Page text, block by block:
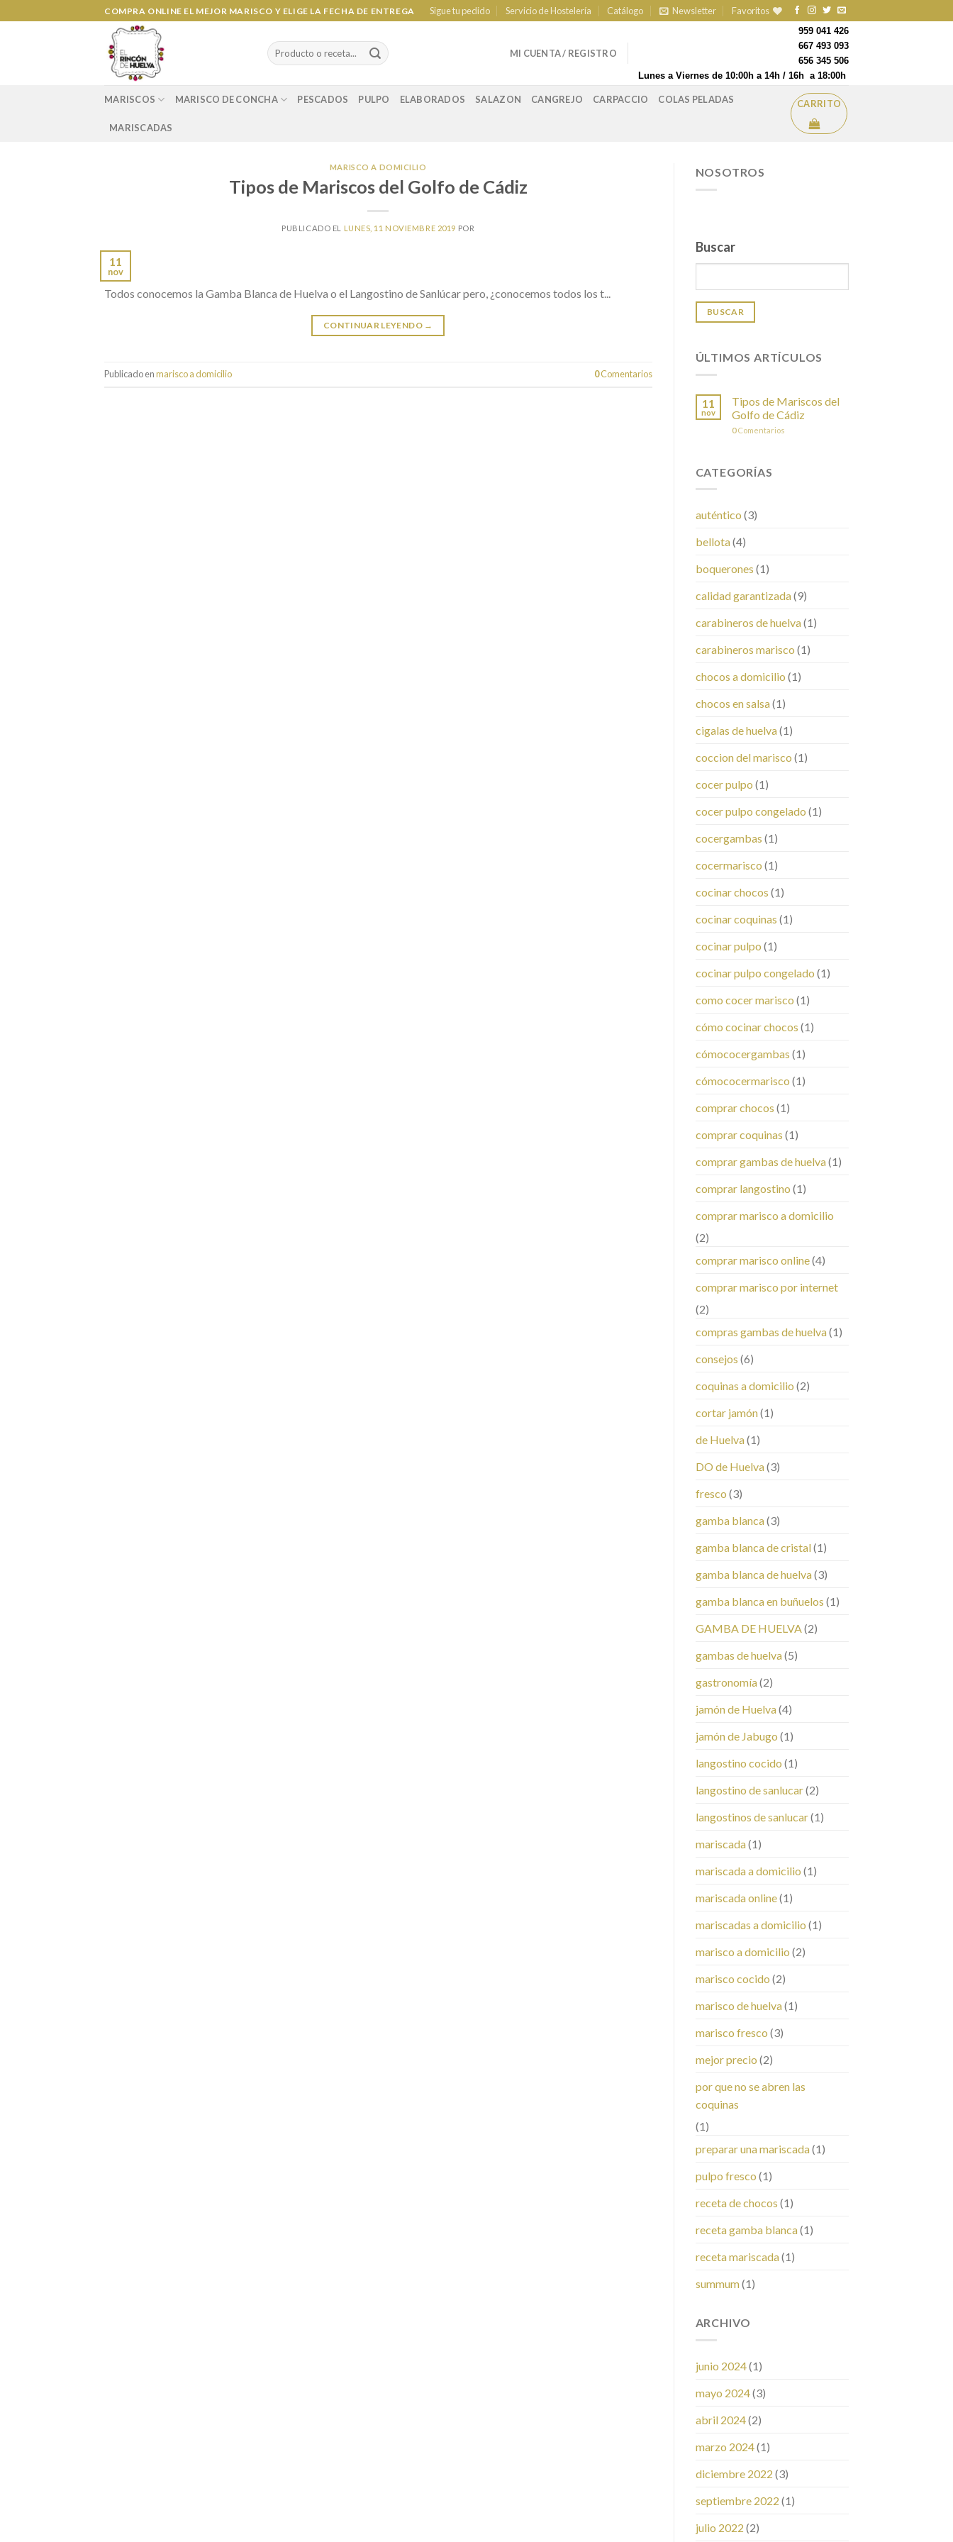
al
COMPRA ONLINE EL MEJOR MARISCO Y ELIGE LA FECHA DE ENTREGA Sigue tu pedido Servicio de Hostelería Catálogo Newsletter Favoritos
Search
for:
MI CUENTA / REGISTRO
959 041 426
667 493 093
656 345 506
Lunes a Viernes de 10:00h a 14h / 16h a 18:00h
MARISCOS MARISCO DE CONCHA PESCADOS PULPO ELABORADOS SALAZON CANGREJO CARPACCIO COLAS PELADAS
MARISCADAS
CARRITO
MARISCO A DOMICILIO
Tipos de Mariscos del Golfo de Cádiz
PUBLICADO EL LUNES, 11 NOVIEMBRE 2019 POR
11
nov
Todos conocemos la Gamba Blanca de Huelva o el Langostino de Sanlúcar pero, ¿conocemos todos los t...
CONTINUAR LEYENDO →
Publicado enmarisco a domicilio 0Comentarios
NOSOTROS
Buscar
BUSCAR
ÚLTIMOS ARTÍCULOS
11
nov
Tipos de Mariscos del
Golfo de Cádiz
0Comentarios
CATEGORÍAS
auténtico (3)
bellota(4)
boquerones (1)
calidad garantizada(9)
carabineros de huelva(1)
carabineros marisco (1)
chocos a domicilio (1)
chocos en salsa(1)
cigalas de huelva(1)
coccion del marisco (1)
cocer pulpo (1)
cocer pulpo congelado (1)
cocergambas (1)
cocermarisco (1)
cocinar chocos (1)
cocinar coquinas (1)
cocinar pulpo (1)
cocinar pulpo congelado (1)
como cocer marisco (1)
cómo cocinar chocos (1)
cómococergambas (1)
cómococermarisco (1)
comprar chocos (1)
comprar coquinas (1)
comprar gambas de huelva(1)
comprar langostino (1)
comprar marisco a domicilio
(2)
comprar marisco online(4)
comprar marisco por internet
(2)
compras gambas de huelva(1)
consejos (6)
coquinas a domicilio (2)
cortar jamón(1)
de Huelva(1)
DO de Huelva(3)
fresco (3)
gamba blanca(3)
gamba blanca de cristal(1)
gamba blanca de huelva(3)
gamba blanca en buñuelos (1)
GAMBA DE HUELVA(2)
gambas de huelva(5)
gastronomía(2)
jamón de Huelva(4)
jamón de Jabugo (1)
langostino cocido (1)
langostino de sanlucar(2)
langostinos de sanlucar(1)
mariscada(1)
mariscada a domicilio (1)
mariscada online(1)
mariscadas a domicilio (1)
marisco a domicilio (2)
marisco cocido (2)
marisco de huelva(1)
marisco fresco (3)
mejor precio (2)
por que no se abren las
coquinas
(1)
preparar una mariscada(1)
pulpo fresco (1)
receta de chocos (1)
receta gamba blanca(1)
receta mariscada(1)
summum(1)
ARCHIVO
junio 2024(1)
mayo 2024(3)
abril 2024(2)
marzo 2024(1)
diciembre 2022 (3)
septiembre 2022 (1)
julio 2022 (2)